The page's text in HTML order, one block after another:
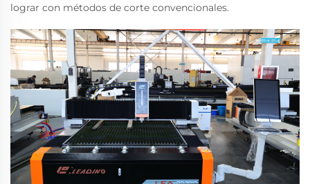
lograr con métodos de corte convencionales.